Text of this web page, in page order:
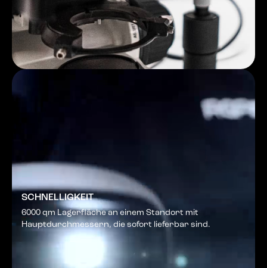
SCHNELLIGKEIT
6000 qm Lagerfläche an einem Standort mit
Hauptdurchmessern, die sofort lieferbar sind.